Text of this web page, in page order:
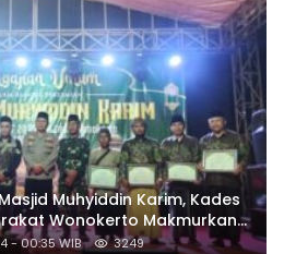
Muhyiddin Karim, Kades
Wonokerto Makmurkan
- 00:35 WIB 3249